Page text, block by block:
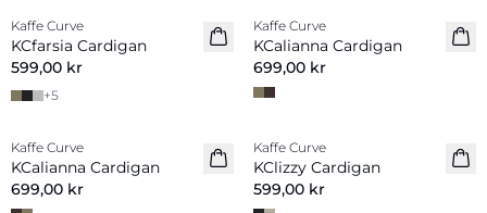
Nyhet
Kaffe Curve
KCfarsia Cardigan
599,00 kr
+5
Nyhet
Kaffe Curve
KCalianna Cardigan
699,00 kr
Nyhet
Kaffe Curve
KCalianna Cardigan
699,00 kr
Nyhet
Kaffe Curve
KClizzy Cardigan
599,00 kr